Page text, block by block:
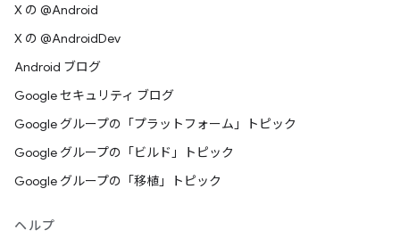
X の @Android
X の @AndroidDev
Android ブログ
Google セキュリティ ブログ
Google グループの「プラットフォーム」トピック
Google グループの「ビルド」トピック
Google グループの「移植」トピック
ヘルプ